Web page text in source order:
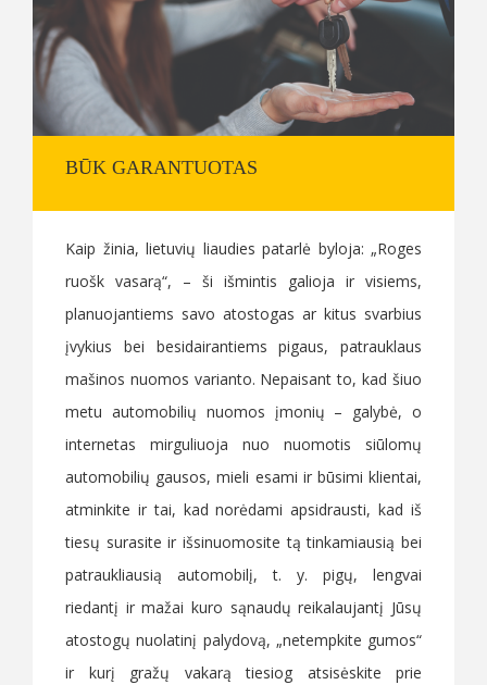
BŪK GARANTUOTAS
Kaip žinia, lietuvių liaudies patarlė byloja: „Roges
ruošk vasarą“, – ši išmintis galioja ir visiems,
planuojantiems savo atostogas ar kitus svarbius
įvykius bei besidairantiems pigaus, patrauklaus
mašinos nuomos varianto. Nepaisant to, kad šiuo
metu automobilių nuomos įmonių – galybė, o
internetas mirguliuoja nuo nuomotis siūlomų
automobilių gausos, mieli esami ir būsimi klientai,
atminkite ir tai, kad norėdami apsidrausti, kad iš
tiesų surasite ir išsinuomosite tą tinkamiausią bei
patraukliausią automobilį, t. y. pigų, lengvai
riedantį ir mažai kuro sąnaudų reikalaujantį Jūsų
atostogų nuolatinį palydovą, „netempkite gumos“
ir kurį gražų vakarą tiesiog atsisėskite prie